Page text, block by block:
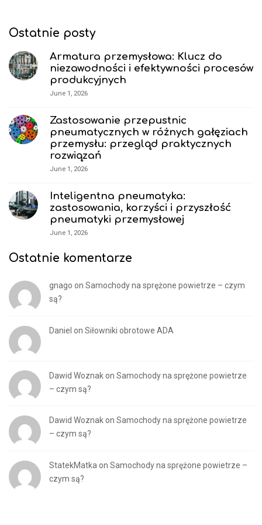
d
b
a
Ostatnie posty
Armatura przemysłowa: Klucz do
niezawodności i efektywności procesów
produkcyjnych
June 1, 2026
Zastosowanie przepustnic
pneumatycznych w różnych gałęziach
przemysłu: przegląd praktycznych
rozwiązań
June 1, 2026
Inteligentna pneumatyka:
zastosowania, korzyści i przyszłość
pneumatyki przemysłowej
June 1, 2026
Ostatnie komentarze
gnago on Samochody na sprężone powietrze – czym
są?
Daniel on Siłowniki obrotowe ADA
Dawid Woznakon Samochody na sprężone powietrze
– czym są?
Dawid Woznakon Samochody na sprężone powietrze
– czym są?
StatekMatka on Samochody na sprężone powietrze –
czym są?